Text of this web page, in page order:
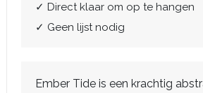
✓ Direct klaar om op te hangen
✓ Geen lijst nodig
Ember Tide is een krachtig